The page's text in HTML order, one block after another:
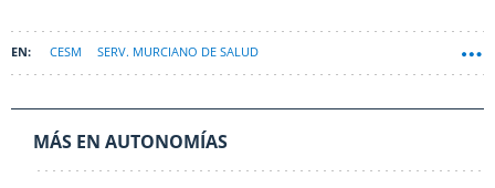
CESM SERV. MURCIANO DE SALUD
MÁS EN AUTONOMÍAS